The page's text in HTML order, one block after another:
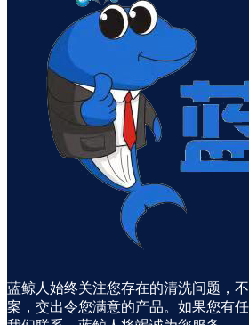
蓝鲸人始终关注您存在的清洗问题，
案，交出令您满意的产品。如果您有